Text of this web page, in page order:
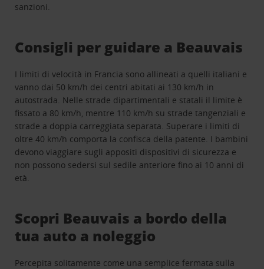
sanzioni.
Consigli per guidare a Beauvais
I limiti di velocità in Francia sono allineati a quelli italiani e
vanno dai 50 km/h dei centri abitati ai 130 km/h in
autostrada. Nelle strade dipartimentali e statali il limite è
fissato a 80 km/h, mentre 110 km/h su strade tangenziali e
strade a doppia carreggiata separata. Superare i limiti di
oltre 40 km/h comporta la confisca della patente. I bambini
devono viaggiare sugli appositi dispositivi di sicurezza e
non possono sedersi sul sedile anteriore fino ai 10 anni di
età.
Scopri Beauvais a bordo della
tua auto a noleggio
Percepita solitamente come una semplice fermata sulla